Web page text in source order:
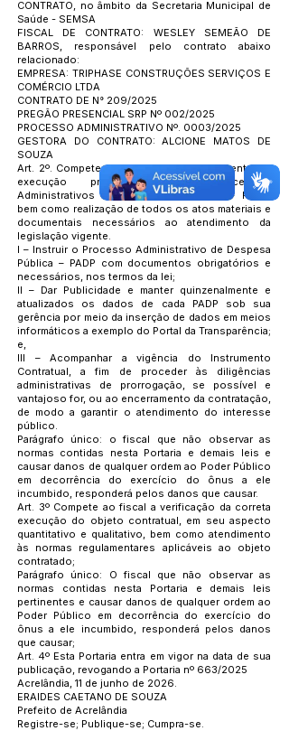
CONTRATO, no âmbito da Secretaria Municipal de
Saúde - SEMSA
FISCAL DE CONTRATO: WESLEY SEMEÃO DE
BARROS, responsável pelo contrato abaixo
relacionado:
EMPRESA: TRIPHASE CONSTRUÇÕES SERVIÇOS E
COMÉRCIO LTDA
CONTRATO DE N° 209/2025
PREGÃO PRESENCIAL SRP Nº 002/2025
PROCESSO ADMINISTRATIVO Nº. 0003/2025
GESTORA DO CONTRATO: ALCIONE MATOS DE
SOUZA
Art. 2º. Compete ao fiscal o acompanhamento de
execução processual dos Processos
Administrativos de Despesas Públicas – PADP,
bem como realização de todos os atos materiais e
documentais necessários ao atendimento da
legislação vigente.
I – Instruir o Processo Administrativo de Despesa
Pública – PADP com documentos obrigatórios e
necessários, nos termos da lei;
II – Dar Publicidade e manter quinzenalmente e
atualizados os dados de cada PADP sob sua
gerência por meio da inserção de dados em meios
informáticos a exemplo do Portal da Transparência;
e,
III – Acompanhar a vigência do Instrumento
Contratual, a fim de proceder às diligências
administrativas de prorrogação, se possível e
vantajoso for, ou ao encerramento da contratação,
de modo a garantir o atendimento do interesse
público.
Parágrafo único: o fiscal que não observar as
normas contidas nesta Portaria e demais leis e
causar danos de qualquer ordem ao Poder Público
em decorrência do exercício do ônus a ele
incumbido, responderá pelos danos que causar.
Art. 3º Compete ao fiscal a verificação da correta
execução do objeto contratual, em seu aspecto
quantitativo e qualitativo, bem como atendimento
às normas regulamentares aplicáveis ao objeto
contratado;
Parágrafo único: O fiscal que não observar as
normas contidas nesta Portaria e demais leis
pertinentes e causar danos de qualquer ordem ao
Poder Público em decorrência do exercício do
ônus a ele incumbido, responderá pelos danos
que causar;
Art. 4º Esta Portaria entra em vigor na data de sua
publicação, revogando a Portaria nº 663/2025
Acrelândia, 11 de junho de 2026.
ERAIDES CAETANO DE SOUZA
Prefeito de Acrelândia
Registre-se; Publique-se; Cumpra-se.